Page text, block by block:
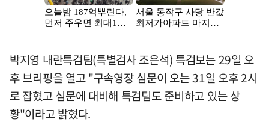
박지영 내란특검팀(특별검사 조은석) 특검보는 29일 오
후 브리핑을 열고 "구속영장 심문이 오는 31일 오후 2시
로 잡혔고 심문에 대비해 특검팀도 준비하고 있는 상
황"이라고 밝혔다.